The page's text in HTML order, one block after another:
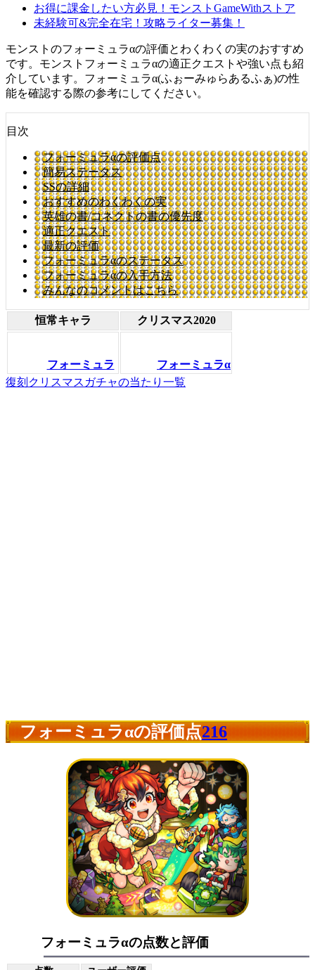
お得に課金したい方必見！モンストGameWithストア
未経験可&完全在宅！攻略ライター募集！
モンストのフォーミュラαの評価とわくわくの実のおすすめ
です。モンストフォーミュラαの適正クエストや強い点も紹
介しています。フォーミュラα(ふぉーみゅらあるふぁ)の性
能を確認する際の参考にしてください。
目次
フォーミュラαの評価点
簡易ステータス
SSの詳細
おすすめのわくわくの実
英雄の書/コネクトの書の優先度
適正クエスト
最新の評価
フォーミュラαのステータス
フォーミュラαの入手方法
みんなのコメントはこちら
恒常キャラ クリスマス2020
フォーミュラ
フォーミュラα
復刻クリスマスガチャの当たり一覧
フォーミュラαの評価点216
フォーミュラαの点数と評価